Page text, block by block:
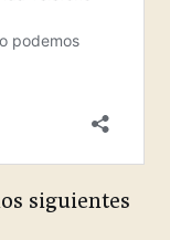
siguientes